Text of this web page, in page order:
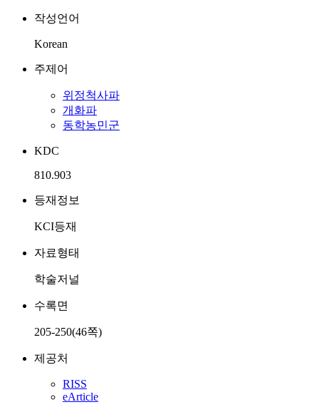
작성언어
Korean
주제어
위정척사파
개화파
동학농민군
KDC
810.903
등재정보
KCI등재
자료형태
학술저널
수록면
205-250(46쪽)
제공처
RISS
eArticle